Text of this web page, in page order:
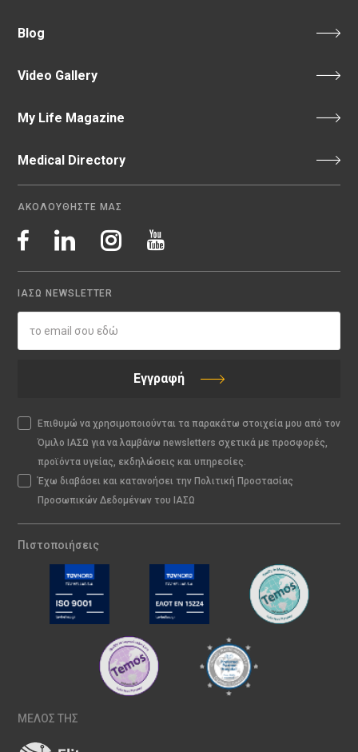
Blog
Video Gallery
My Life Magazine
Medical Directory
ΑΚΟΛΟΥΘΗΣΤΕ ΜΑΣ
ΙΑΣΩ NEWSLETTER
Εγγραφή
Επιθυμώ να χρησιμοποιούνται τα παρακάτω στοιχεία μου από τον
Όμιλο ΙΑΣΩ για να λαμβάνω newsletters σχετικά με προσφορές,
προϊόντα υγείας, εκδηλώσεις και υπηρεσίες.
Έχω διαβάσει και κατανοήσει την Πολιτική Προστασίας
Προσωπικών Δεδομένων του ΙΑΣΩ
Πιστοποιήσεις
ΜΕΛΟΣ ΤΗΣ